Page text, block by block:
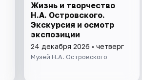
Жизнь и творчество
Н.А. Островского.
Экскурсия и осмотр
экспозиции
24 декабря 2026 • четверг
Музей Н.А. Островского